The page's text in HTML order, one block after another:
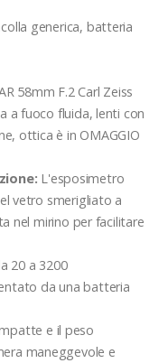
generica, batteria
58mm F.2 Carl Zeiss
a fuoco fluida, lenti con
ottica è in OMAGGIO
L'esposimetro
vetro smerigliato a
nel mirino per facilitare
20 a 3200
da una batteria
e il peso
maneggevole e